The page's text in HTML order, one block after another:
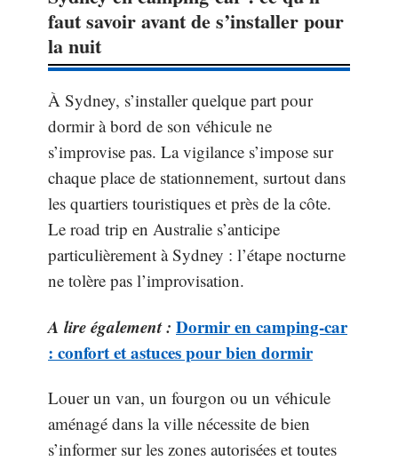
faut savoir avant de s’installer pour
la nuit
À Sydney, s’installer quelque part pour
dormir à bord de son véhicule ne
s’improvise pas. La vigilance s’impose sur
chaque place de stationnement, surtout dans
les quartiers touristiques et près de la côte.
Le road trip en Australie s’anticipe
particulièrement à Sydney : l’étape nocturne
ne tolère pas l’improvisation.
A lire également : Dormir en camping-car
: confort et astuces pour bien dormir
Louer un van, un fourgon ou un véhicule
aménagé dans la ville nécessite de bien
s’informer sur les zones autorisées et toutes